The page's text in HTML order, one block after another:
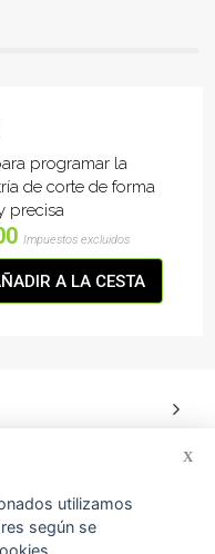
programar la
de corte de forma
precisa
Impuestos excluidos
A LA CESTA
utilizamos
según se
X